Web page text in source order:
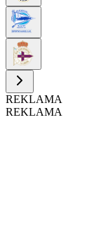
REKLAMA
REKLAMA